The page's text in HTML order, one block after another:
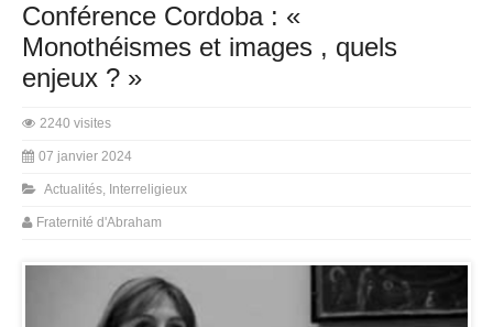
Conférence Cordoba : «
Monothéismes et images , quels
enjeux ? »
2240 visites
07 janvier 2024
Actualités, Interreligieux
Fraternité d'Abraham